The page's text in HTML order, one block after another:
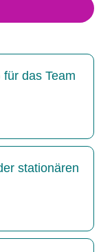
das Team
stationären